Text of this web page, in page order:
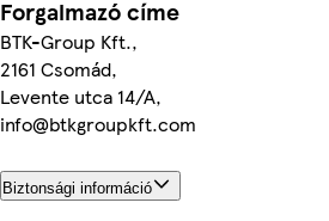
Forgalmazó címe
BTK-Group Kft.,
2161 Csomád,
Levente utca 14/A,
info@btkgroupkft.com
Biztonsági információ